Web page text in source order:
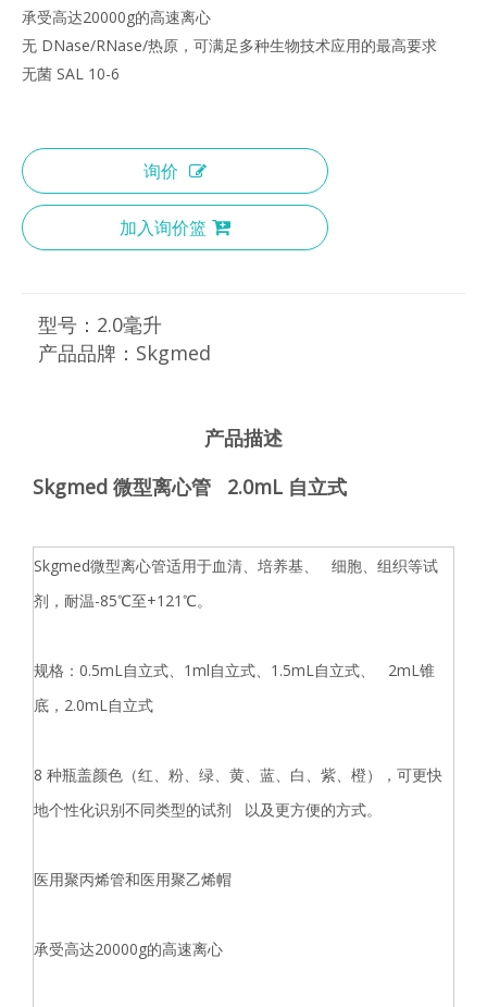
承受高达20000g的高速离心
无 DNase/RNase/热原，可满足多种生物技术应用的最高要求
无菌 SAL 10-6
询价
加入询价篮
型号： 2.0毫升
产品品牌： Skgmed
产品描述
Skgmed 微型离心管 2.0mL 自立式
Skgmed微型离心管适用于血清、培养基、 细胞、组织等试
剂，耐温-85℃至+121℃。
规格：0.5mL自立式、1ml自立式、1.5mL自立式、 2mL锥
底，2.0mL自立式
8 种瓶盖颜色（红、粉、绿、黄、蓝、白、紫、橙），可更快
地个性化识别不同类型的试剂 以及更方便的方式。
医用聚丙烯管和医用聚乙烯帽
承受高达20000g的高速离心